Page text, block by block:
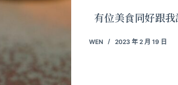
有位美食同好跟
WEN 2023 年 2 月 19 日